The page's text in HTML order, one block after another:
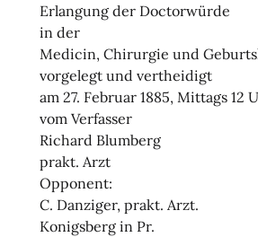
Erlangung der Doctorwürde
in der
Medicin, Chirurgie und
vorgelegt und vertheidigt
am 27. Februar 1885, Mittags 12
vom Verfasser
Richard Blumberg
prakt. Arzt
Opponent:
C. Danziger, prakt. Arzt.
Konigsberg in Pr.